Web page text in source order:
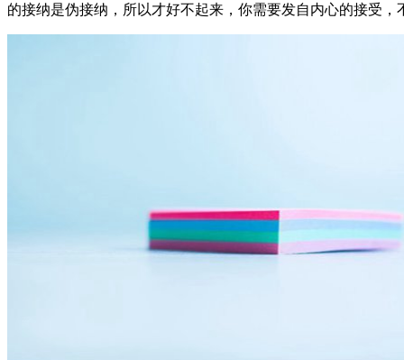
的接纳是伪接纳，所以才好不起来，你需要发自内心的接受，